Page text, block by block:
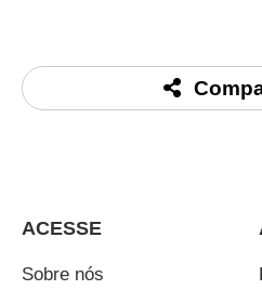
ACESSE
Sobre nós